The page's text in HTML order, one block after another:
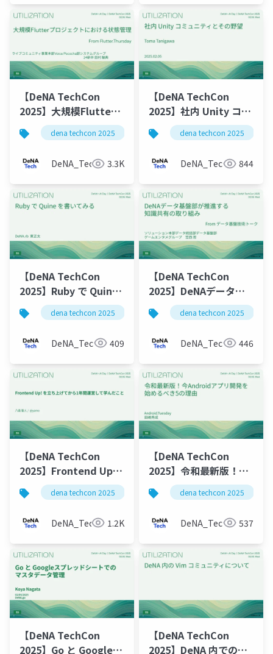
【DeNA TechCon
2025】大規模Flutter
プロジェクトにおける
状態管理
dena techcon 2025
DeNA_Tech 3.3K
【DeNA TechCon
2025】社内 Unity コミ
ュニティとその野望
dena techcon 2025
DeNA_Tech 844
【DeNA TechCon
2025】Ruby で Quine
を書いてみるdena techcon 2025
DeNA_Tech 409
【DeNA TechCon
2025】DeNAデータ基
盤部が推進する 知識共
有の取り組み
dena techcon 2025
DeNA_Tech 446
【DeNA TechCon
2025】Frontend Up!
を立ち上げてから1年間
運営して学んだこと
dena techcon 2025
DeNA_Tech 1.2K
【DeNA TechCon
2025】令和最新版！今
Androidアプリ開発を
始めるべき5の理由
dena techcon 2025
DeNA_Tech 537
【DeNA TechCon
2025】Go と Googleス
【DeNA TechCon
2025】DeNA 内での